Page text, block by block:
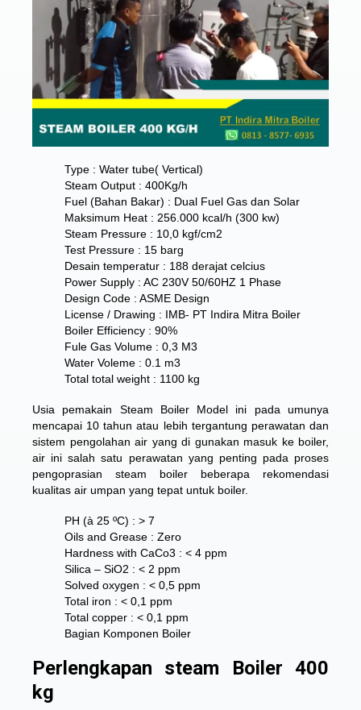
Type : Water tube( Vertical)
Steam Output : 400Kg/h
Fuel (Bahan Bakar) : Dual Fuel Gas dan Solar
Maksimum Heat : 256.000 kcal/h (300 kw)
Steam Pressure : 10,0 kgf/cm2
Test Pressure : 15 barg
Desain temperatur : 188 derajat celcius
Power Supply : AC 230V 50/60HZ 1 Phase
Design Code : ASME Design
License / Drawing : IMB- PT Indira Mitra Boiler
Boiler Efficiency : 90%
Fule Gas Volume : 0,3 M3
Water Voleme : 0.1 m3
Total total weight : 1100 kg
Usia pemakain Steam Boiler Model ini pada umunya
mencapai 10 tahun atau lebih tergantung perawatan dan
sistem pengolahan air yang di gunakan masuk ke boiler,
air ini salah satu perawatan yang penting pada proses
pengoprasian steam boiler beberapa rekomendasi
kualitas air umpan yang tepat untuk boiler.
PH (à 25 ºC) : > 7
Oils and Grease : Zero
Hardness with CaCo3 : < 4 ppm
Silica – SiO2 : < 2 ppm
Solved oxygen : < 0,5 ppm
Total iron : < 0,1 ppm
Total copper : < 0,1 ppm
Bagian Komponen Boiler
Perlengkapan steam Boiler 400
kg